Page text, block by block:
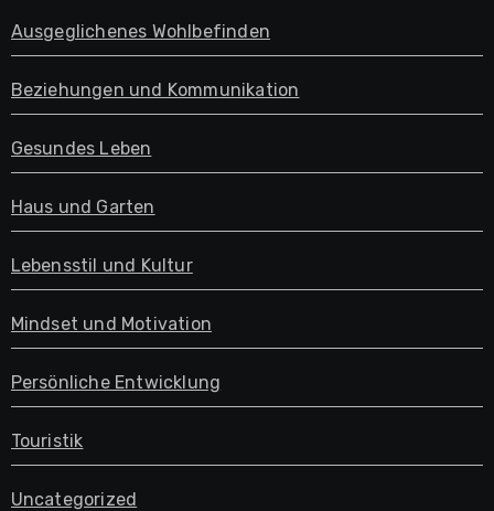
Ausgeglichenes Wohlbefinden
Beziehungen und Kommunikation
Gesundes Leben
Haus und Garten
Lebensstil und Kultur
Mindset und Motivation
Persönliche Entwicklung
Touristik
Uncategorized